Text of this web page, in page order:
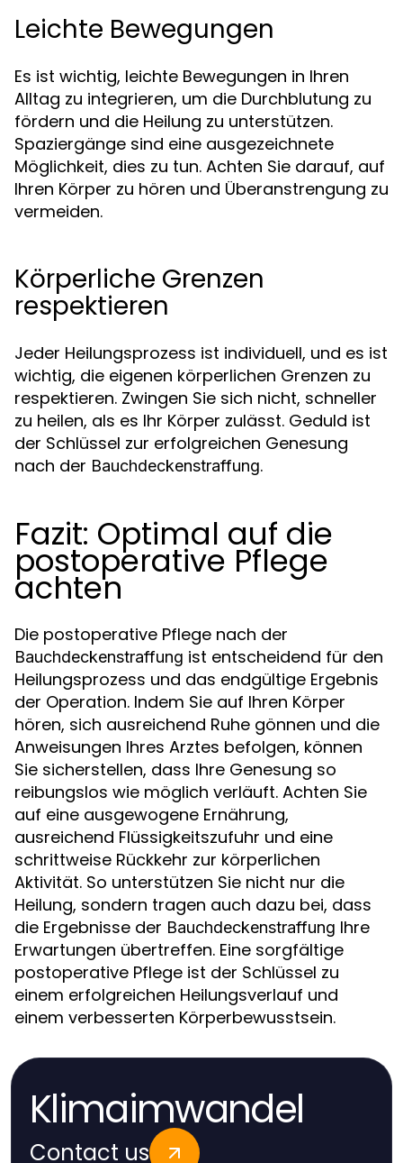
Leichte Bewegungen
Es ist wichtig, leichte Bewegungen in Ihren
Alltag zu integrieren, um die Durchblutung zu
fördern und die Heilung zu unterstützen.
Spaziergänge sind eine ausgezeichnete
Möglichkeit, dies zu tun. Achten Sie darauf, auf
Ihren Körper zu hören und Überanstrengung zu
vermeiden.
Körperliche Grenzen
respektieren
Jeder Heilungsprozess ist individuell, und es ist
wichtig, die eigenen körperlichen Grenzen zu
respektieren. Zwingen Sie sich nicht, schneller
zu heilen, als es Ihr Körper zulässt. Geduld ist
der Schlüssel zur erfolgreichen Genesung
nach der Bauchdeckenstraffung.
Fazit: Optimal auf die
postoperative Pflege
achten
Die postoperative Pflege nach der
Bauchdeckenstraffung ist entscheidend für den
Heilungsprozess und das endgültige Ergebnis
der Operation. Indem Sie auf Ihren Körper
hören, sich ausreichend Ruhe gönnen und die
Anweisungen Ihres Arztes befolgen, können
Sie sicherstellen, dass Ihre Genesung so
reibungslos wie möglich verläuft. Achten Sie
auf eine ausgewogene Ernährung,
ausreichend Flüssigkeitszufuhr und eine
schrittweise Rückkehr zur körperlichen
Aktivität. So unterstützen Sie nicht nur die
Heilung, sondern tragen auch dazu bei, dass
die Ergebnisse der Bauchdeckenstraffung Ihre
Erwartungen übertreffen. Eine sorgfältige
postoperative Pflege ist der Schlüssel zu
einem erfolgreichen Heilungsverlauf und
einem verbesserten Körperbewusstsein.
Klimaimwandel
Contact us